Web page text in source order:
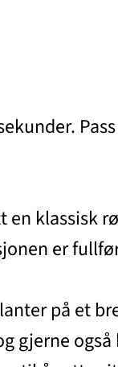
klassisk
er
på et
gjerne